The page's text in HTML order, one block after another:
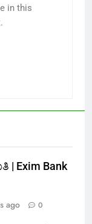
in this
|‌ Exim Bank
ago 0